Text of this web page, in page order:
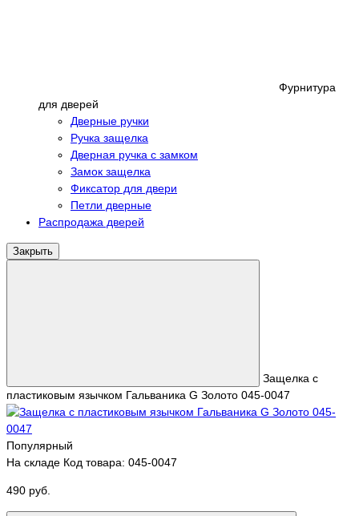
Фурнитура
для дверей
Дверные ручки
Ручка защелка
Дверная ручка с замком
Замок защелка
Фиксатор для двери
Петли дверные
Распродажа дверей
Закрыть
Защелка с
пластиковым язычком Гальваника G Золото 045-0047
Популярный
На складе Код товара: 045-0047
490 руб.